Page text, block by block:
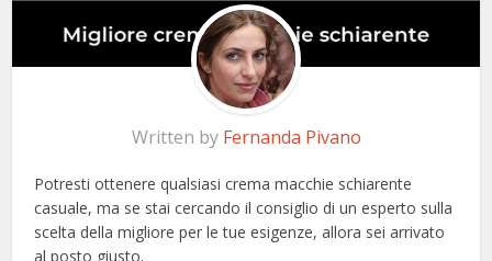
Written by Fernanda Pivano
Potresti ottenere qualsiasi crema macchie schiarente
casuale, ma se stai cercando il consiglio di un esperto sulla
scelta della migliore per le tue esigenze, allora sei arrivato
al posto giusto.